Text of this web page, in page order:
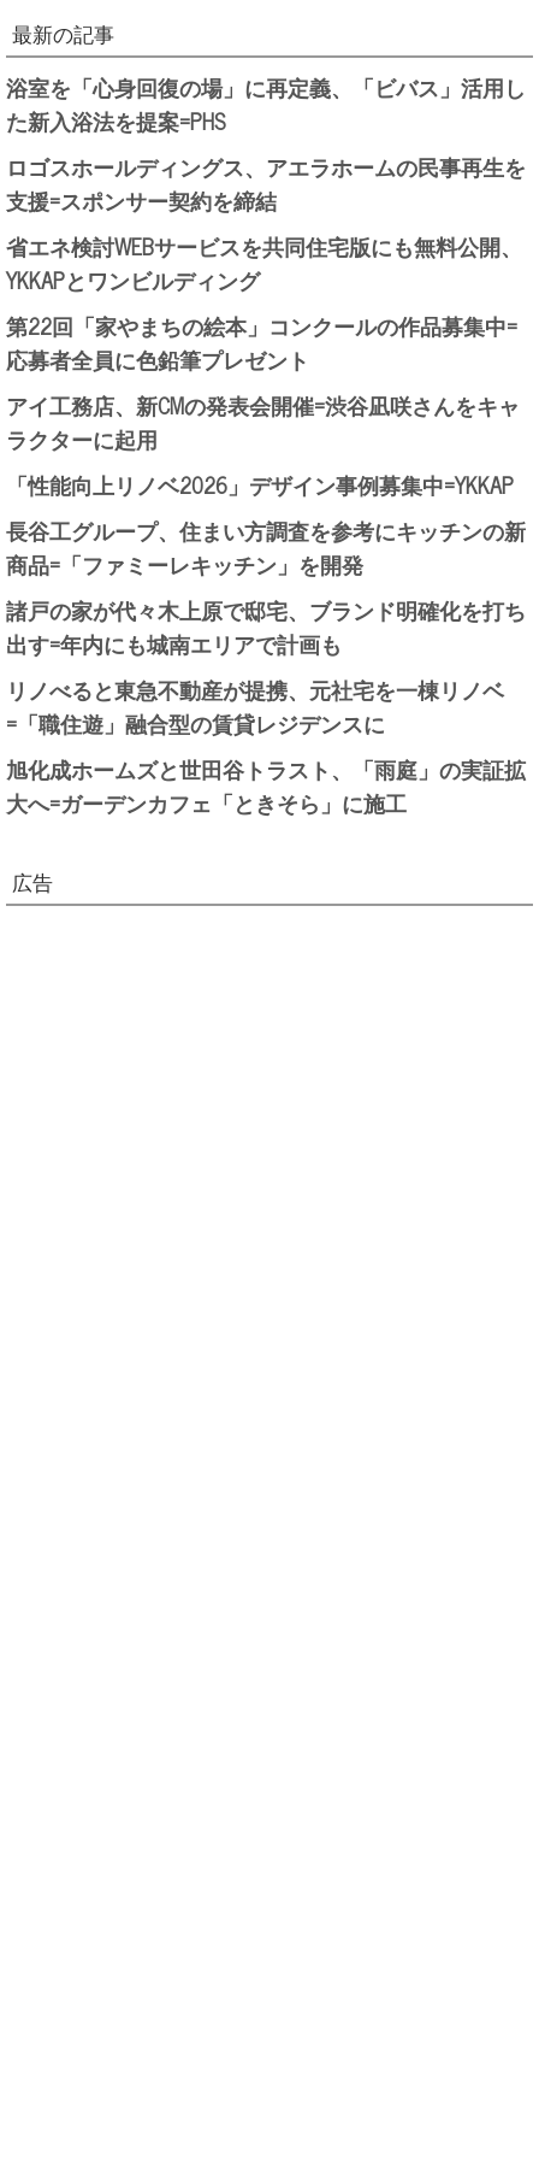
最新の記事
浴室を「心身回復の場」に再定義、「ビバス」活用し
た新入浴法を提案=PHS
ロゴスホールディングス、アエラホームの民事再生を
支援=スポンサー契約を締結
省エネ検討WEBサービスを共同住宅版にも無料公開、
YKKAPとワンビルディング
第22回「家やまちの絵本」コンクールの作品募集中=
応募者全員に色鉛筆プレゼント
アイ工務店、新CMの発表会開催=渋谷凪咲さんをキャ
ラクターに起用
「性能向上リノベ2026」デザイン事例募集中=YKKAP
長谷工グループ、住まい方調査を参考にキッチンの新
商品=「ファミーレキッチン」を開発
諸戸の家が代々木上原で邸宅、ブランド明確化を打ち
出す=年内にも城南エリアで計画も
リノべると東急不動産が提携、元社宅を一棟リノベ
=「職住遊」融合型の賃貸レジデンスに
旭化成ホームズと世田谷トラスト、「雨庭」の実証拡
大へ=ガーデンカフェ「ときそら」に施工
広告